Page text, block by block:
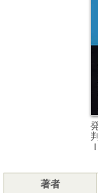
著者